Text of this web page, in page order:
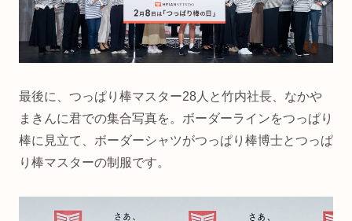
最後に、つっぱり棒マスター28人と竹内社長、なかや
まきんに君での集合写真を。ボーダーラインをつっぱり
棒に見立て、ボーダーシャツがつっぱり棒博士とつっぱ
り棒マスターの制服です。